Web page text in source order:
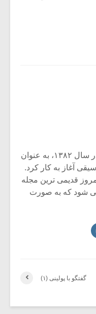
مجله آنلاین «گفتگوی هارمونیک» در سال ۱۳۸۲، به عنوان
آغاز به کار کرد.
قدیمی ترین مجله
شود که به صورت
گفتگو با پولینی (۱)